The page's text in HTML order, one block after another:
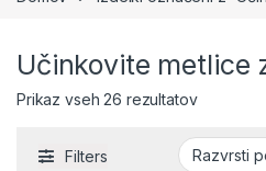
Učinkovite metlice
Prikaz vseh 26 rezultatov
Filters